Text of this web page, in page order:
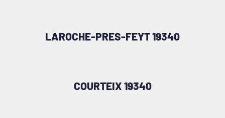
LAROCHE-PRES-FEYT 19340
COURTEIX 19340